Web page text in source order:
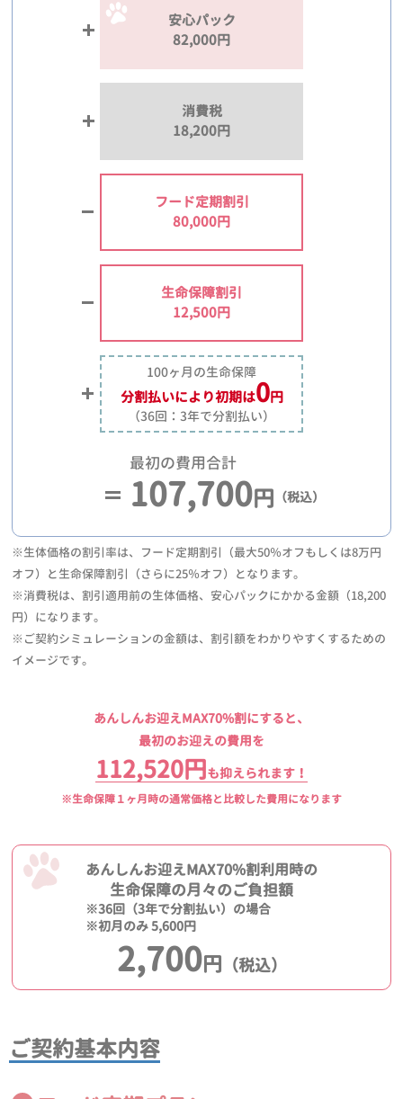
安心パック
82,000円
消費税
18,200円
フード定期割引
80,000円
生命保障割引
12,500円
100ヶ月の生命保障
分割払いにより初期は0円
（36回：3年で分割払い）
最初の費用合計
107,700円 （税込）
※生体価格の割引率は、フード定期割引（最大50％オフもしくは8万円
オフ）と生命保障割引（さらに25％オフ）となります。
※消費税は、割引適用前の生体価格、安心パックにかかる金額（18,200
円）になります。
※ご契約シミュレーションの金額は、割引額をわかりやすくするための
イメージです。
あんしんお迎えMAX70%割にすると、
最初のお迎えの費用を
112,520円も抑えられます！
※生命保障１ヶ月時の通常価格と比較した費用になります
あんしんお迎えMAX70%割利用時の
生命保障の月々のご負担額
※36回（3年で分割払い）の場合
※初月のみ 5,600円
2,700円 （税込）
ご契約基本内容